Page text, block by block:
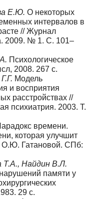
Е.Ю. О некоторых
интервалов в
// Журнал
2009. № 1. С. 101–
Психологическое
2008. 267 с.
Модель
и восприятия
расстройствах //
психиатрия. 2003. Т.
времени.
которая улучшит
О.Ю. Гатановой. СПб:
Т.А., Найдин В.Л.
памяти у
29 с.